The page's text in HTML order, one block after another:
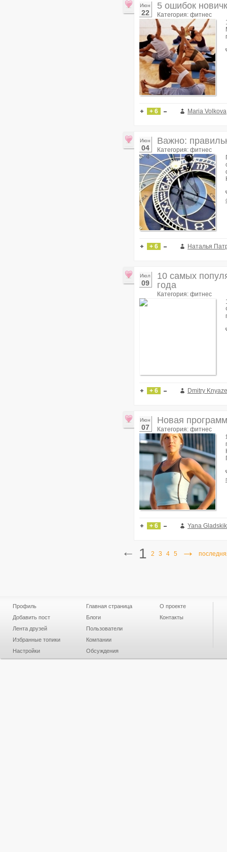
Июн
22
5 ошибок
Категория: фитнес
+ 6 Maria Volkova
Июн
04
Важно:
Категория: фитнес
+ 6 Наталья
Июл
09
10 самых
года
Категория: фитнес
+ 6 Dmitry
Июн
07
Новая
Категория: фитнес
+ 6 Yana
← 1 2 3 4 5 →
Профиль
Добавить пост
Лента друзей
Избранные топики
Настройки
Главная страница
Блоги
Пользователи
Компании
Обсуждения
О проекте
Контакты